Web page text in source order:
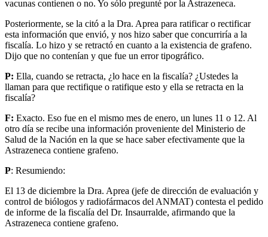
vacunas contienen o no. Yo sólo pregunté por la Astrazeneca.
Posteriormente, se la citó a la Dra. Aprea para ratificar o rectificar
esta información que envió, y nos hizo saber que concurriría a la
fiscalía. Lo hizo y se retractó en cuanto a la existencia de grafeno.
Dijo que no contenían y que fue un error tipográfico.
P: Ella, cuando se retracta, ¿lo hace en la fiscalía? ¿Ustedes la
llaman para que rectifique o ratifique esto y ella se retracta en la
fiscalía?
F: Exacto. Eso fue en el mismo mes de enero, un lunes 11 o 12. Al
otro día se recibe una información proveniente del Ministerio de
Salud de la Nación en la que se hace saber efectivamente que la
Astrazeneca contiene grafeno.
P: Resumiendo:
El 13 de diciembre la Dra. Aprea (jefe de dirección de evaluación y
control de biólogos y radiofármacos del ANMAT) contesta el pedido
de informe de la fiscalía del Dr. Insaurralde, afirmando que la
Astrazeneca contiene grafeno.